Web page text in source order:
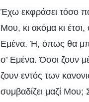
Έχω εκφράσει τόσο
Μου, κι ακόμα κι
Εμένα. Ή, όπως θα
σ’ Εμένα. Όσοι ζουν
ζουν εντός των
συμβαδίζει μαζί Μου;